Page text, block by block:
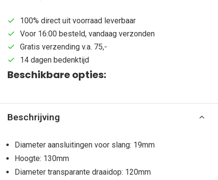
100% direct uit voorraad leverbaar
Voor 16:00 besteld, vandaag verzonden
Gratis verzending v.a. 75,-
14 dagen bedenktijd
Beschikbare opties:
Beschrijving
Diameter aansluitingen voor slang: 19mm
Hoogte: 130mm
Diameter transparante draaidop: 120mm